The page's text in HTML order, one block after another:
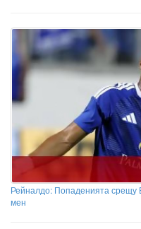
Рейналдо: Попаденията срещу
мен